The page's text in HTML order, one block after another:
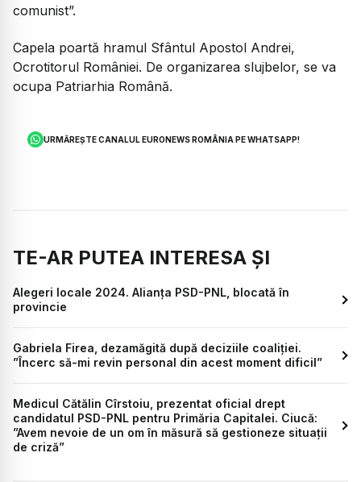
comunist”.
Capela poartă hramul Sfântul Apostol Andrei,
Ocrotitorul României. De organizarea slujbelor, se va
ocupa Patriarhia Română.
URMĂREȘTE CANALUL EURONEWS ROMÂNIA PE WHATSAPP!
TE-AR PUTEA INTERESA ȘI
Alegeri locale 2024. Alianța PSD-PNL, blocată în
provincie
Gabriela Firea, dezamăgită după deciziile coaliției.
”Încerc să-mi revin personal din acest moment dificil”
Medicul Cătălin Cîrstoiu, prezentat oficial drept
candidatul PSD-PNL pentru Primăria Capitalei. Ciucă:
”Avem nevoie de un om în măsură să gestioneze situații
de criză”